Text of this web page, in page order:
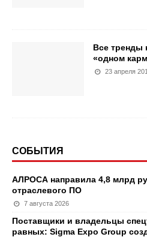
Все тренды
«одном
23 апреля
СОБЫТИЯ
АЛРОСА направила 4,8 млрд
отраслевого ПО
7 августа 2026
Поставщики и владельцы
равных: Sigma Expo Group